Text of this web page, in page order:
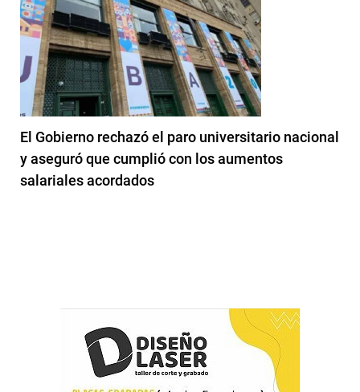
El Gobierno rechazó el paro universitario nacional
y aseguró que cumplió con los aumentos
salariales acordados